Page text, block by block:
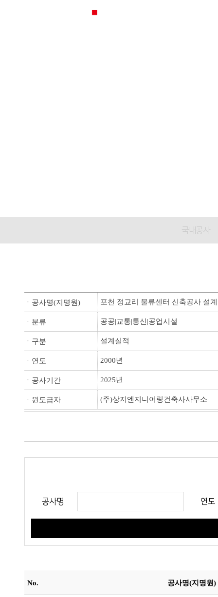
국내공사
ㆍ공사명(지명원) 포천 정교리 물류센터 신축공사 설
ㆍ분류 공공|교통|통신|공업시설
ㆍ구분 설계실적
ㆍ연도 2000년
ㆍ공사기간 2025년
ㆍ원도급자 (주)상지엔지니어링건축사사무소
공사명 연도
No. 공사명(지명원)